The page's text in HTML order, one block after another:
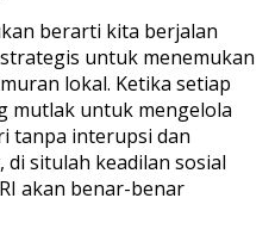
berarti kita berjalan
untuk menemukan
lokal. Ketika setiap
mutlak untuk mengelola
tanpa interupsi dan
situlah keadilan sosial
akan benar-benar